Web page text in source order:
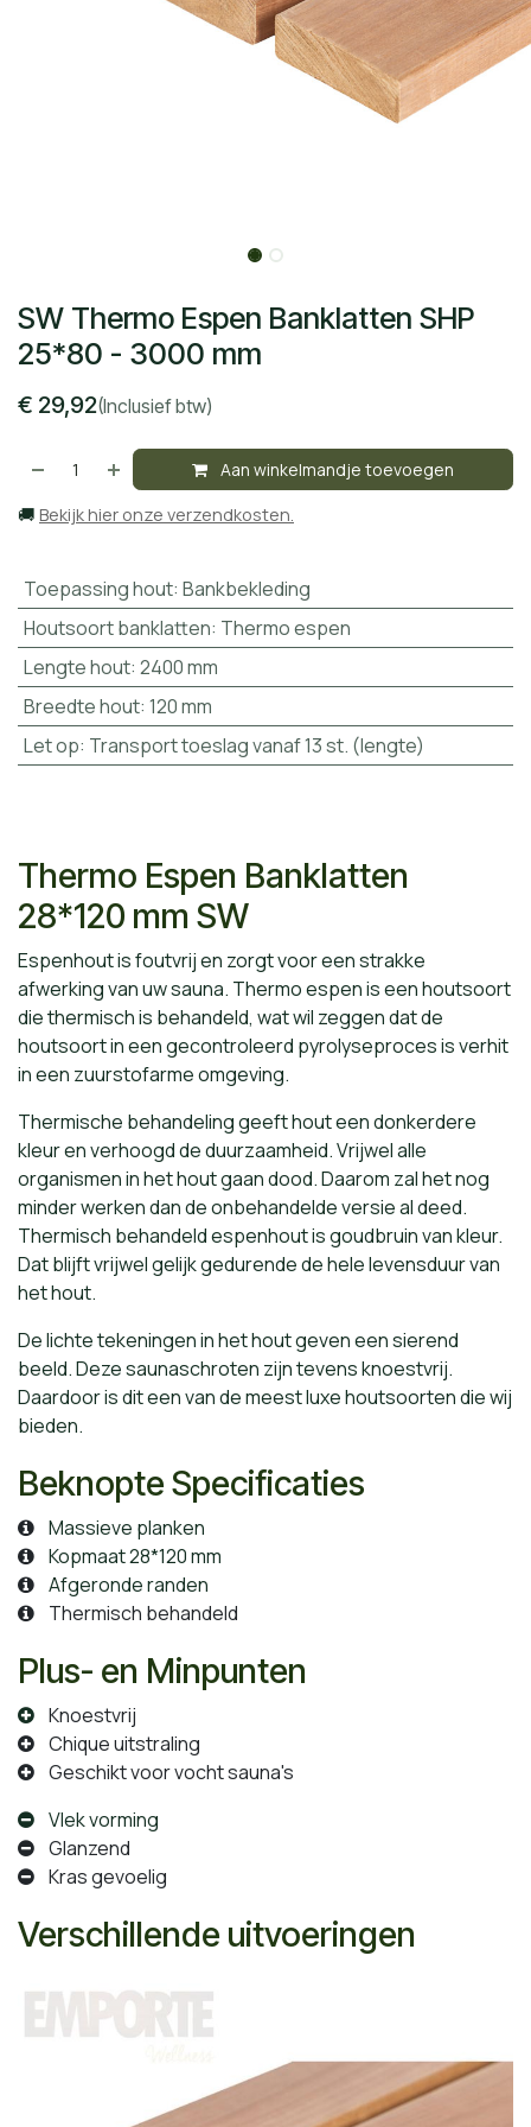
SW Thermo Espen Banklatten SHP
25*80 - 3000 mm
€ 29,92(Inclusief btw)
Aan winkelmandje toevoegen
🚚 Bekijk hier onze verzendkosten.
Toepassing hout: Bankbekleding
Houtsoort banklatten: Thermo espen
Lengte hout: 2400 mm
Breedte hout: 120 mm
Let op: Transport toeslag vanaf 13 st. (lengte)
Thermo Espen Banklatten
28*120 mm SW
Espenhout is foutvrij en zorgt voor een strakke
afwerking van uw sauna. Thermo espen is een houtsoort
die thermisch is behandeld, wat wil zeggen dat de
houtsoort in een gecontroleerd pyrolyseproces is verhit
in een zuurstofarme omgeving.
Thermische behandeling geeft hout een donkerdere
kleur en verhoogd de duurzaamheid. Vrijwel alle
organismen in het hout gaan dood. Daarom zal het nog
minder werken dan de onbehandelde versie al deed.
Thermisch behandeld espenhout is goudbruin van kleur.
Dat blijft vrijwel gelijk gedurende de hele levensduur van
het hout.
De lichte tekeningen in het hout geven een sierend
beeld. Deze saunaschroten zijn tevens knoestvrij.
Daardoor is dit een van de meest luxe houtsoorten die wij
bieden.
Beknopte Specificaties
Massieve planken
Kopmaat 28*120 mm
Afgeronde randen
Thermisch behandeld
Plus- en Minpunten
Knoestvrij
Chique uitstraling
Geschikt voor vocht sauna's
Vlek vorming
Glanzend
Kras gevoelig
Verschillende uitvoeringen